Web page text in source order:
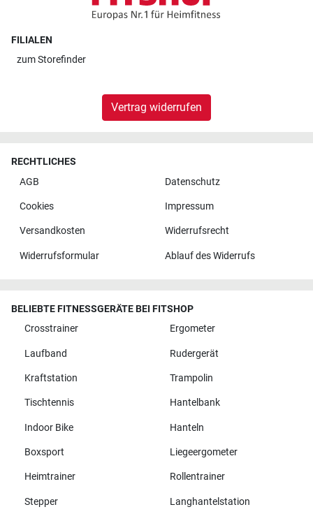
FILIALEN
zumStorefinder
Vertrag widerrufen
RECHTLICHES
AGB
Datenschutz
Cookies Impressum
Versandkosten Widerrufsrecht
Widerrufsformular Ablauf des Widerrufs
BELIEBTE FITNESSGERÄTE BEI FITSHOP
Crosstrainer
Ergometer
Laufband Rudergerät
Kraftstation Trampolin
Tischtennis Hantelbank
Indoor Bike Hanteln
Boxsport Liegeergometer
Heimtrainer Rollentrainer
Stepper Langhantelstation